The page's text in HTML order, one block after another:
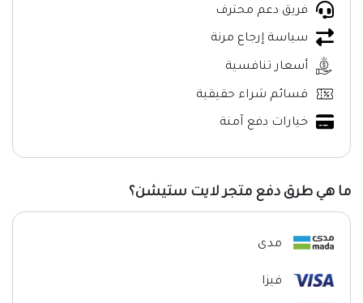
فريق دعم محترف
سياسة إرجاع مرنة
أسعار تنافسية
قسائم شراء حقيقية
خيارات دفع آمنة
ما هي طرق دفع متجر لايت ستيشن؟
مدى
فيزا